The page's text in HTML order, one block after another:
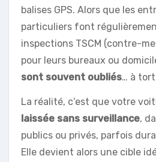
balises GPS. Alors que les
particuliers font
inspections TSCM (contre-
pour leurs bureaux ou
sont souvent oubliés… à
La réalité, c’est que votre
laissée sans surveillance,
publics ou privés, parfois
Elle devient alors une cible